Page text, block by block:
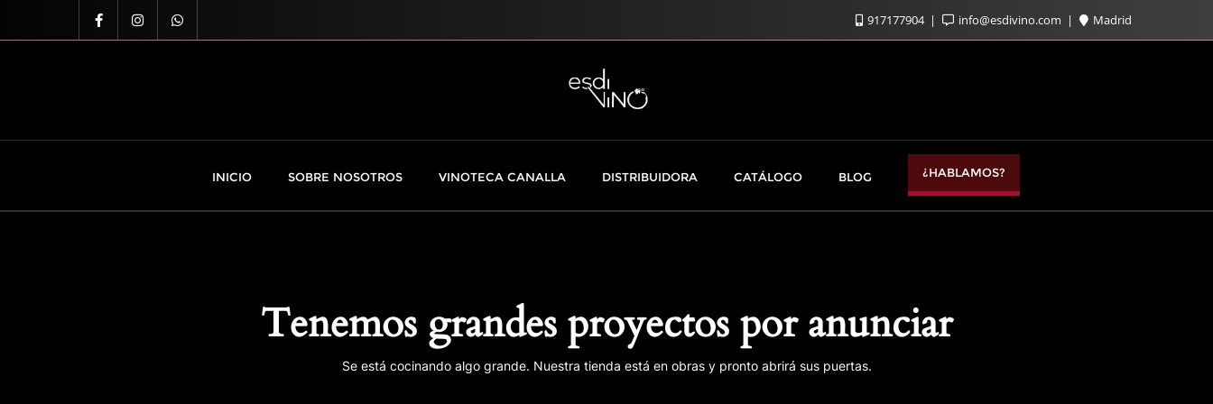
917177904 info@esdivino.com Madrid
INICIO SOBRE NOSOTROS VINOTECA CANALLA DISTRIBUIDORA CATÁLOGO BLOG ¿HABLAMOS?
Tenemos grandes proyectos por anunciar
Se está cocinando algo grande. Nuestra tienda está en obras y pronto abrirá sus puertas.